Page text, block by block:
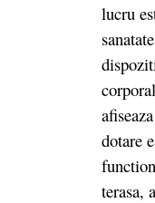
lucru
dotare
terasa,